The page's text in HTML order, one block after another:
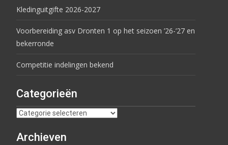
Kledinguitgifte 2026-2027
Voorbereiding asv Dronten 1 op het seizoen ’26-’27 en
bekerronde
Competitie indelingen bekend
Categorieën
Archieven